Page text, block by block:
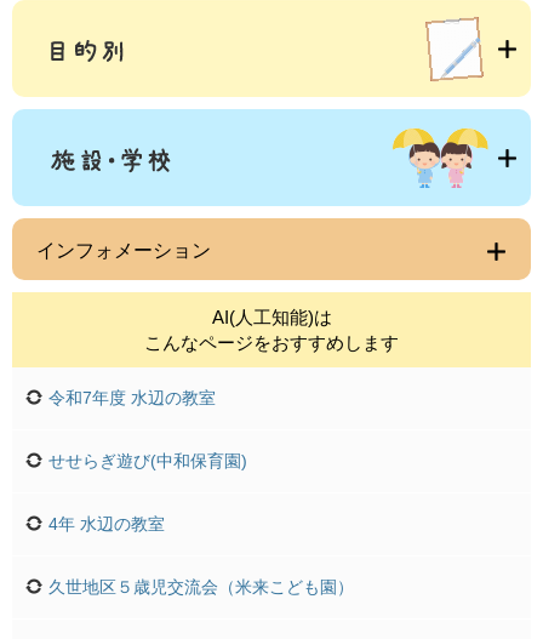
インフォメーション
AI(人工知能)は
こんなページをおすすめします
令和7年度 水辺の教室
せせらぎ遊び(中和保育園)
4年 水辺の教室
久世地区５歳児交流会（米来こども園）